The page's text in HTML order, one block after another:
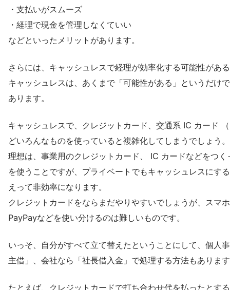
・支払いがスムーズ
・経理で現金を管理しなくていい
などといったメリットがあります。
さらには、キャッシュレスで経理が効率化する可能性があ
キャッシュレスは、あくまで「可能性がある」というだけ
あります。
キャッシュレスで、クレジットカード、交通系 IC カード
どいろんなものを使っていると複雑化してしまうでしょう。
理想は、事業用のクレジットカード、 IC カードなどをつ
を使うことですが、プライベートでもキャッシュレスにす
えって非効率になります。
クレジットカードをならまだやりやすいでしょうが、スマ
PayPayなどを使い分けるのは難しいものです。
いっそ、自分がすべて立て替えたということにして、個人
主借」、会社なら「社長借入金」で処理する方法もありま
たとえば、クレジットカードで打ち合わせ代を払ったとす